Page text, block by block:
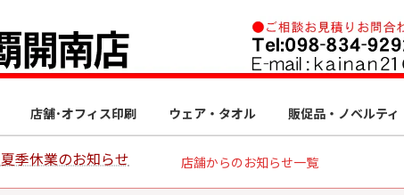
店舗･オフィス印刷 ウェア・タオル 販促品・ノベルティ
季休業のお知らせ 店舗からのお知らせ一覧